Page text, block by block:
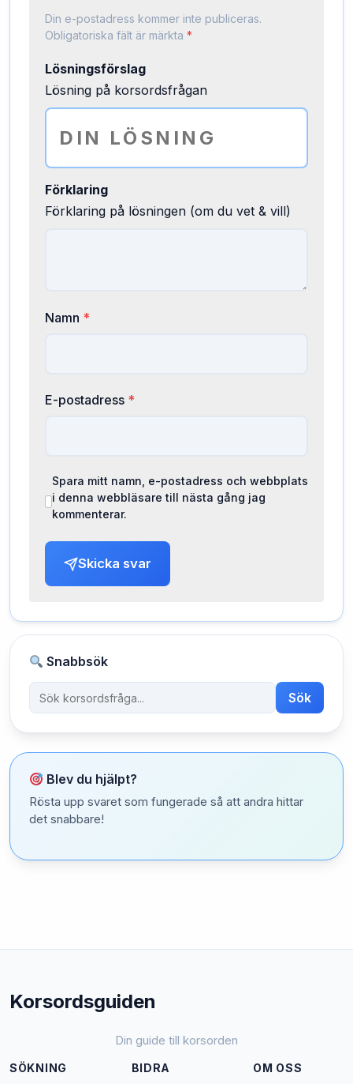
Din e-postadress kommer inte publiceras.
Obligatoriska fält är märkta *
Lösningsförslag
Lösning på korsordsfrågan
Förklaring
Förklaring på lösningen (om du vet & vill)
Namn *
E-postadress *
Spara mitt namn, e-postadress och webbplats
i denna webbläsare till nästa gång jag
kommenterar.
Skicka svar
Snabbsök
Sök
Blev du hjälpt?
Rösta upp svaret som fungerade så att andra hittar
det snabbare!
Korsordsguiden
Din guide till korsorden
SÖKNING BIDRA OM OSS